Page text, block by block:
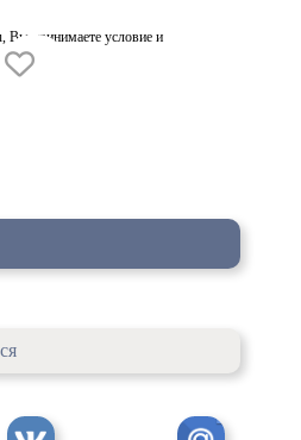
Вы принимаете условие и